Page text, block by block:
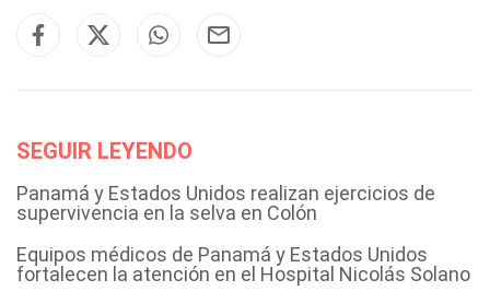
SEGUIR LEYENDO
Panamá y Estados Unidos realizan ejercicios de
supervivencia en la selva en Colón
Equipos médicos de Panamá y Estados Unidos
fortalecen la atención en el Hospital Nicolás Solano